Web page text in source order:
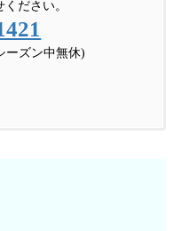
ださい。
ーズン中無休)